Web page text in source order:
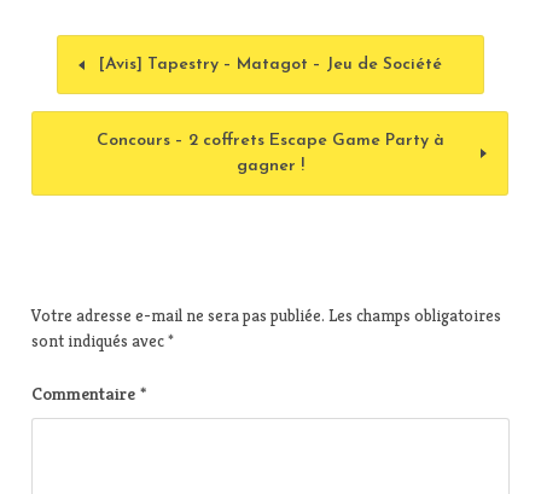
[Avis] Tapestry – Matagot – Jeu de Société
Concours – 2 coffrets Escape Game Party à
gagner !
Votre adresse e-mail ne sera pas publiée. Les champs obligatoires
sont indiqués avec*
Commentaire *